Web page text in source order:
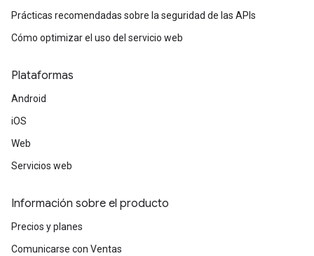
Prácticas recomendadas sobre la seguridad de las APIs
Cómo optimizar el uso del servicio web
Plataformas
Android
iOS
Web
Servicios web
Información sobre el producto
Precios y planes
Comunicarse con Ventas